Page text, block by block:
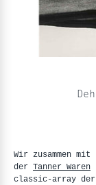
Wir zusammen
der Tanner Waren
classic-array der